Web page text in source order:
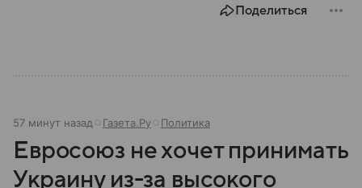
Поделиться
57 минут назад Газета.Ру Политика
Евросоюз не хочет принимать
Украину из-за высокого